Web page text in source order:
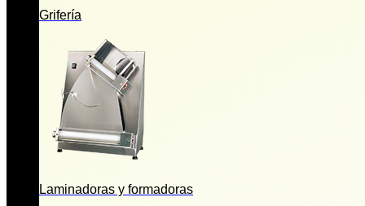
Grifería
Laminadoras y formadoras